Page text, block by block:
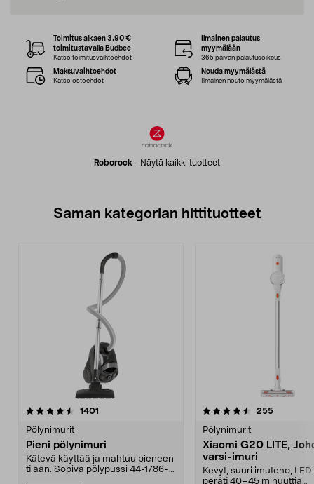
Roborock - Näytä kaikki tuotteet
Toimitus alkaen 3,90 €
toimitustavalla Budbee
Katso toimitusvaihtoehdot
Ilmainen palautus
myymälään
365 päivän palautusoikeus
Maksuvaihtoehdot
Katso ostoehdot
Nouda myymälästä
Ilmainen nouto myymälästä
Saman kategorian hittituotteet
1401
Pölynimurit
Pieni pölynimuri
Kätevä käyttää ja mahtuu pieneen
tilaan. Sopiva pölypussi 44-1786-
4.5 viidestä
255arvostelut
Pölynimurit
Xiaomi G20 LITE,
varsi-imuri
Kevyt, suuri imuteho,
peräti 40–45 minuuttia
4.5 viidestä